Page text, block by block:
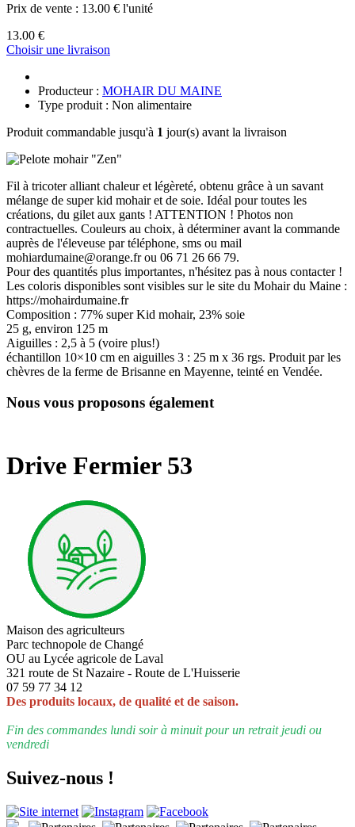
Prix de vente : 13.00 € l'unité
13.00 €
Choisir une livraison
Producteur : MOHAIR DU MAINE
Type produit : Non alimentaire
Produit commandable jusqu'à 1 jour(s) avant la livraison
Fil à tricoter alliant chaleur et légèreté, obtenu grâce à un savant
mélange de super kid mohair et de soie. Idéal pour toutes les
créations, du gilet aux gants ! ATTENTION ! Photos non
contractuelles. Couleurs au choix, à déterminer avant la commande
auprès de l'éleveuse par téléphone, sms ou mail
mohiardumaine@orange.fr ou 06 71 26 66 79.
Pour des quantités plus importantes, n'hésitez pas à nous contacter !
Les coloris disponibles sont visibles sur le site du Mohair du Maine :
https://mohairdumaine.fr
Composition : 77% super Kid mohair, 23% soie
25 g, environ 125 m
Aiguilles : 2,5 à 5 (voire plus!)
échantillon 10×10 cm en aiguilles 3 : 25 m x 36 rgs. Produit par les
chèvres de la ferme de Brisanne en Mayenne, teinté en Vendée.
Nous vous proposons également
Drive Fermier 53
Maison des agriculteurs
Parc technopole de Changé
OU au Lycée agricole de Laval
321 route de St Nazaire - Route de L'Huisserie
07 59 77 34 12
Des produits locaux, de qualité et de saison.
Fin des commandes lundi soir à minuit pour un retrait jeudi ou
vendredi
Suivez-nous !